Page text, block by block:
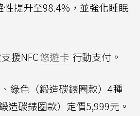
提升至98.4%，並強化睡眠
援NFC悠遊卡 行動支付。
綠色（鍛造碳錶圈款）4種
造碳錶圈款）定價5,999元。